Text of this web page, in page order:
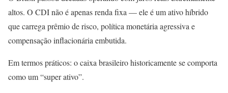
altos. O CDI não é apenas renda fixa — ele é um ativo híbrido
que carrega prêmio de risco, política monetária agressiva e
compensação inflacionária embutida.
Em termos práticos: o caixa brasileiro historicamente se comporta
como um “super ativo”.